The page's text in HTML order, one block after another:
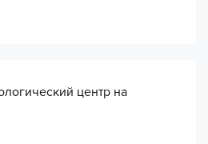
центр на